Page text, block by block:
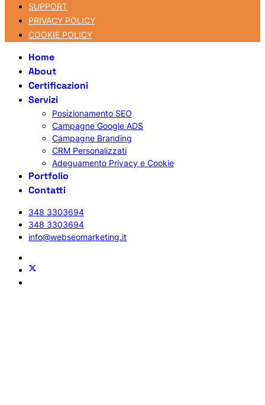
SUPPORT
PRIVACY POLICY
COOKIE POLICY
Home
About
Certificazioni
Servizi
Posizionamento SEO
Campagne Google ADS
Campagne Branding
CRM Personalizzati
Adeguamento Privacy e Cookie
Portfolio
Contatti
348 3303694
348 3303694
info@webseomarketing.it